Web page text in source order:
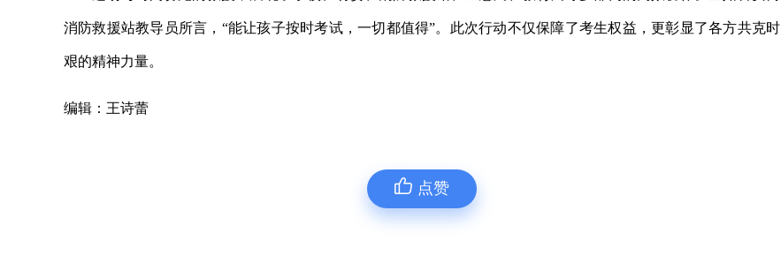
消防救援站教导员所言，“能让孩子按时考试，一切都值得”。此次行动不仅保障了考生权益，更彰显了各方共克时
艰的精神力量。
编辑：王诗蕾
点赞